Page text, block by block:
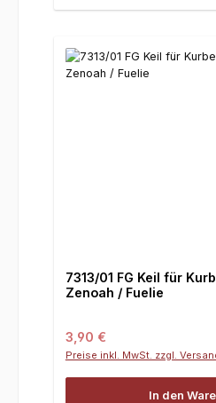
7313/01 FG Keil für
Zenoah / Fuelie
Regulärer Preis:
3,90 €
Preise inkl. MwSt. zzgl.
In den